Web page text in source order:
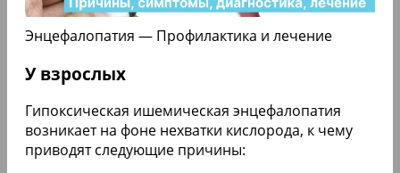
Энцефалопатия — Профилактика и лечение
У взрослых
Гипоксическая ишемическая энцефалопатия
возникает на фоне нехватки кислорода, к чему
приводят следующие причины: